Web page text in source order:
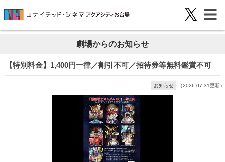
劇場からのお知らせ
【特別料金】1,400円一律／割引不可／招待券等無料鑑賞不可
お知らせ （2026-07-31更新）